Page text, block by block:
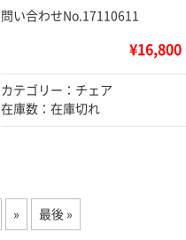
問い合わせNo.17110611
¥16,800
カテゴリー：チェア
在庫数：在庫切れ
» 最後 »